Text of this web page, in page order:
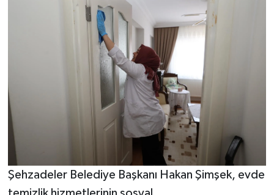
Şehzadeler Belediye Başkanı Hakan Şimşek, evde